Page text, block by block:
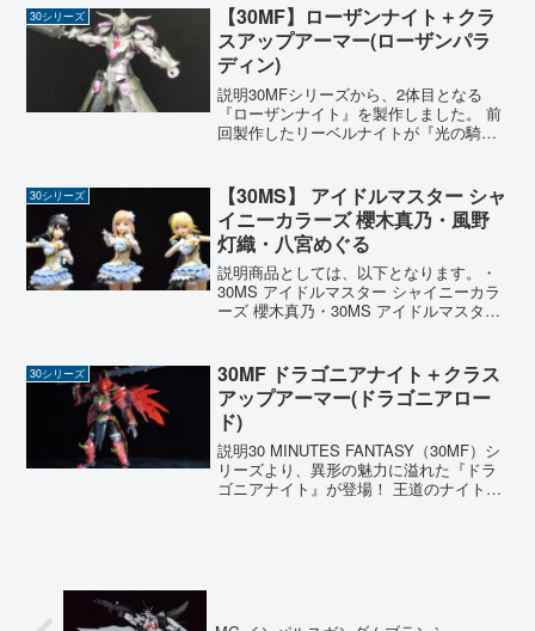
く『鬼...
30シリーズ
【30MF】ローザンナイト＋クラ
スアップアーマー(ローザンパラ
ディン)
説明30MFシリーズから、2体目となる
『ローザンナイト』を製作しました。 前
回製作したリーベルナイトが『光の騎
意し、さらに強力な『ローザンパラディ
ン』への進化を目指しま...
30シリーズ
【30MS】 アイドルマスター シャ
イニーカラーズ 櫻木真乃・風野
灯織・八宮めぐる
説明商品としては、以下となります。・
30MS アイドルマスター シャイニーカラ
ーズ 櫻木真乃・30MS アイドルマスター
宮めぐる)30 MINUTES SIST...
30シリーズ
30MF ドラゴニアナイト＋クラス
アップアーマー(ドラゴニアロー
ド)
説明30 MINUTES FANTASY（30MF）シ
リーズより、異形の魅力に溢れた『ドラ
ゴニアナイト』が登場！ 王道のナイトや